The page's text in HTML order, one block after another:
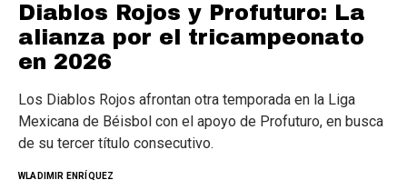
Diablos Rojos y Profuturo: La
alianza por el tricampeonato
en 2026
Los Diablos Rojos afrontan otra temporada en la Liga
Mexicana de Béisbol con el apoyo de Profuturo, en busca
de su tercer título consecutivo.
WLADIMIR ENRÍQUEZ